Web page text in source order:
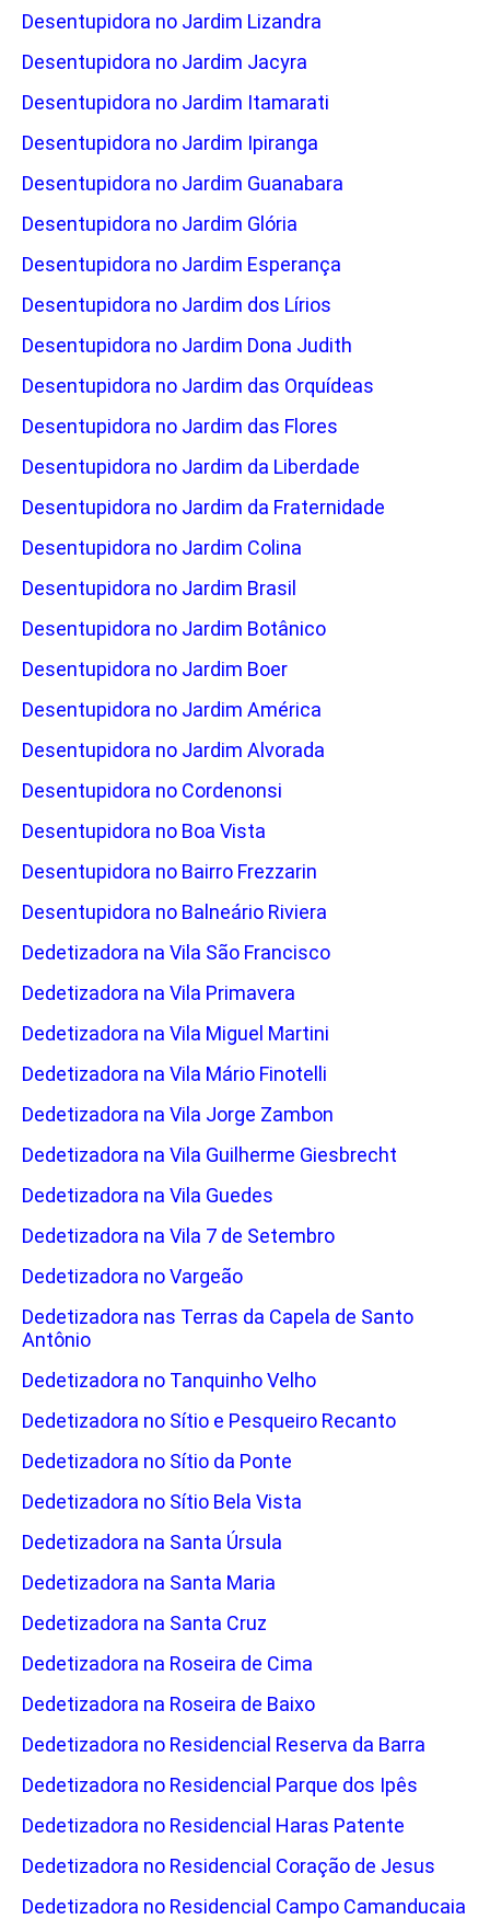
Desentupidora no Jardim Lizandra
Desentupidora no Jardim Jacyra
Desentupidora no Jardim Itamarati
Desentupidora no Jardim Ipiranga
Desentupidora no Jardim Guanabara
Desentupidora no Jardim Glória
Desentupidora no Jardim Esperança
Desentupidora no Jardim dos Lírios
Desentupidora no Jardim Dona Judith
Desentupidora no Jardim das Orquídeas
Desentupidora no Jardim das Flores
Desentupidora no Jardim da Liberdade
Desentupidora no Jardim da Fraternidade
Desentupidora no Jardim Colina
Desentupidora no Jardim Brasil
Desentupidora no Jardim Botânico
Desentupidora no Jardim Boer
Desentupidora no Jardim América
Desentupidora no Jardim Alvorada
Desentupidora no Cordenonsi
Desentupidora no Boa Vista
Desentupidora no Bairro Frezzarin
Desentupidora no Balneário Riviera
Dedetizadora na Vila São Francisco
Dedetizadora na Vila Primavera
Dedetizadora na Vila Miguel Martini
Dedetizadora na Vila Mário Finotelli
Dedetizadora na Vila Jorge Zambon
Dedetizadora na Vila Guilherme Giesbrecht
Dedetizadora na Vila Guedes
Dedetizadora na Vila 7 de Setembro
Dedetizadora no Vargeão
Dedetizadora nas Terras da Capela de Santo
Antônio
Dedetizadora no Tanquinho Velho
Dedetizadora no Sítio e Pesqueiro Recanto
Dedetizadora no Sítio da Ponte
Dedetizadora no Sítio Bela Vista
Dedetizadora na Santa Úrsula
Dedetizadora na Santa Maria
Dedetizadora na Santa Cruz
Dedetizadora na Roseira de Cima
Dedetizadora na Roseira de Baixo
Dedetizadora no Residencial Reserva da Barra
Dedetizadora no Residencial Parque dos Ipês
Dedetizadora no Residencial Haras Patente
Dedetizadora no Residencial Coração de Jesus
Dedetizadora no Residencial Campo Camanducaia